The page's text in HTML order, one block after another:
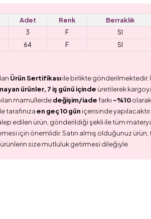
Adet Renk Berraklık
3 F
SI
64 F SI
Ürün Sertifikasıile birlikte gönderilmektedir.
ürünler, 7 iş günü içinde üretilerek
mamullerdedeğişim/iadefarkı -%10
tarafınızaen geç 10 gün içerisinde
edilen ürün, gönderildiği şekli ile tüm
için önemlidir. Satın almış olduğunuz ürün,
ürünlerin size mutluluk getirmesi dileğiyle